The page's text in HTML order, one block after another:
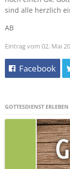
sind alle herzlich
AB
Eintrag vom 02. Mai
Facebook
GOTTESDIENST ERLEBEN